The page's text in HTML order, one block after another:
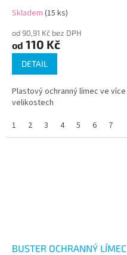
Skladem (15 ks)
od 90,91 Kč bez DPH
od 110 Kč
DETAIL
Plastový ochranný límec ve více
velikostech
1
2 3 4 5 6 7
BUSTER OCHRANNÝ LÍMEC